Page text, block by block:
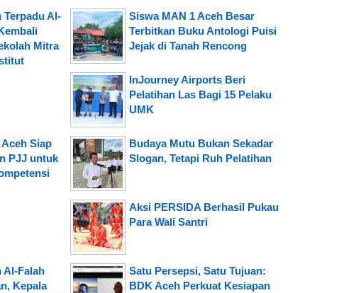
Terpadu Al-
Mitra
Siswa MAN 1 Aceh Besar
Terbitkan Buku Antologi Puisi
Jejak di Tanah Rencong
InJourney Airports Beri
Pelatihan Las Bagi 15 Pelaku
UMK
Siap
PJJ untuk
Budaya Mutu Bukan Sekadar
Slogan, Tetapi Ruh Pelatihan
Aksi PERSIDA Berhasil Pukau
Para Wali Santri
Al-Falah
Kepala
Satu Persepsi, Satu Tujuan:
BDK Aceh Perkuat Kesiapan